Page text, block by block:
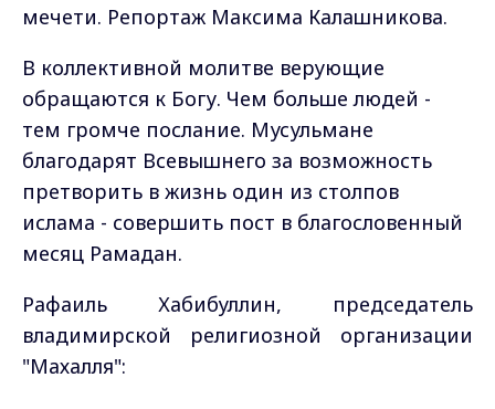
мечети. Репортаж Максима Калашникова.
В коллективной молитве верующие
обращаются к Богу. Чем больше людей -
тем громче послание. Мусульмане
благодарят Всевышнего за возможность
претворить в жизнь один из столпов
ислама - совершить пост в благословенный
месяц Рамадан.
Рафаиль Хабибуллин, председатель
владимирской религиозной организации
"Махалля":